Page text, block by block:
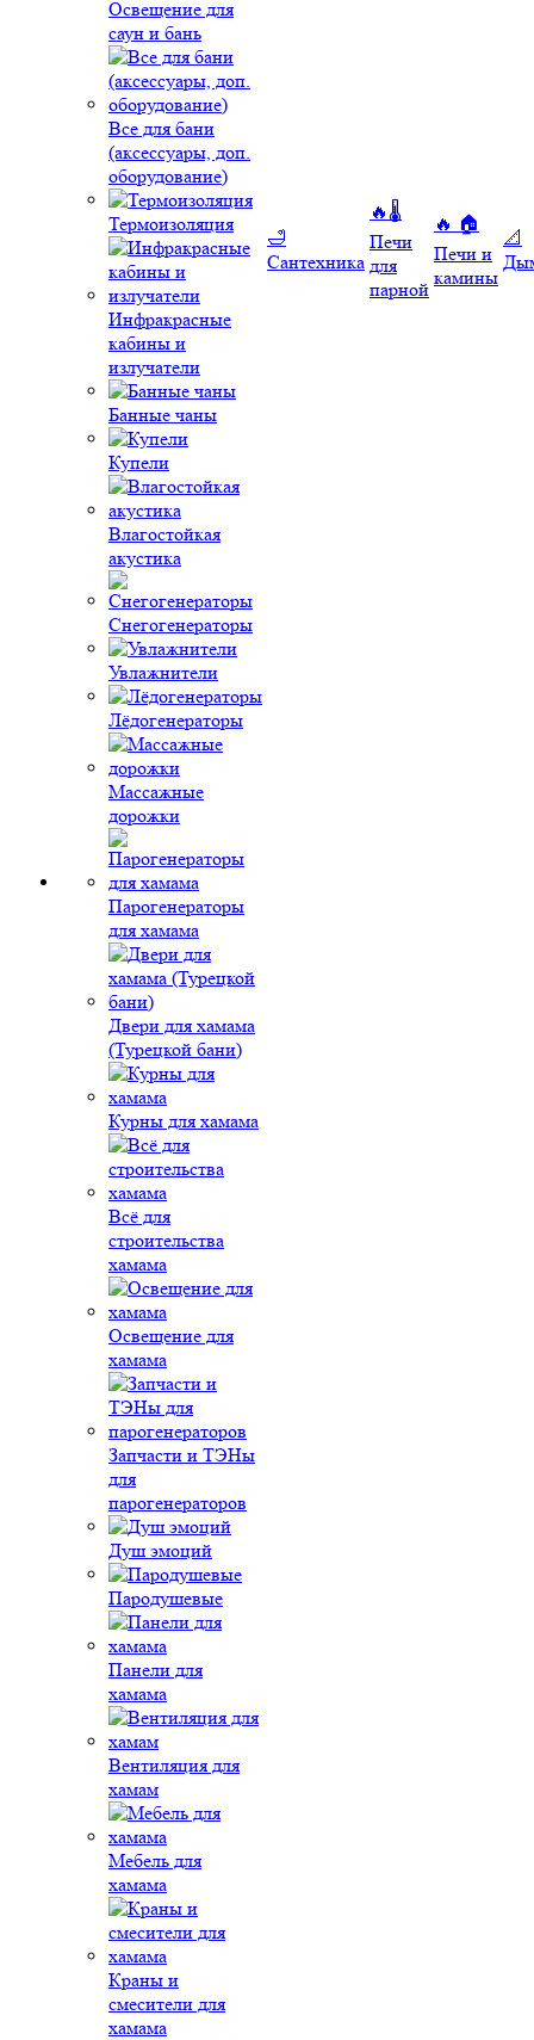
Освещение для
саун и бань
Все для бани
(аксессуары, доп.
оборудование)
Термоизоляция
Инфракрасные
кабины и
излучатели
Банные чаны
Купели
Влагостойкая
акустика
Снегогенераторы
Увлажнители
Лёдогенераторы
Массажные
дорожки
Парогенераторы
для хамама
Двери для хамама
(Турецкой бани)
Курны для хамама
Всё для
строительства
хамама
Освещение для
хамама
Запчасти и ТЭНы
для
парогенераторов
Душ эмоций
Пародушевые
Панели для
хамама
Вентиляция для
хамам
Мебель для
хамама
Краны и
смесители для
хамама
🛁
Сантехника
🔥🌡️
Печи
для
парной
🔥 🏠
Печи и
камины
📐